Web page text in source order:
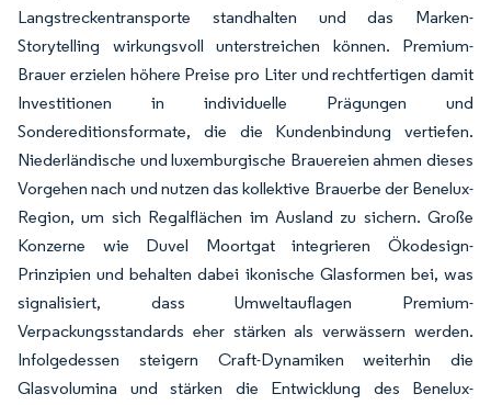
Langstreckentransporte standhalten und das Marken-
Storytelling wirkungsvoll unterstreichen können. Premium-
Brauer erzielen höhere Preise pro Liter und rechtfertigen damit
Investitionen in individuelle Prägungen und
Sondereditionsformate, die die Kundenbindung vertiefen.
Niederländische und luxemburgische Brauereien ahmen dieses
Vorgehen nach und nutzen das kollektive Brauerbe der Benelux-
Region, um sich Regalflächen im Ausland zu sichern. Große
Konzerne wie Duvel Moortgat integrieren Ökodesign-
Prinzipien und behalten dabei ikonische Glasformen bei, was
signalisiert, dass Umweltauflagen Premium-
Verpackungsstandards eher stärken als verwässern werden.
Infolgedessen steigern Craft-Dynamiken weiterhin die
Glasvolumina und stärken die Entwicklung des Benelux-